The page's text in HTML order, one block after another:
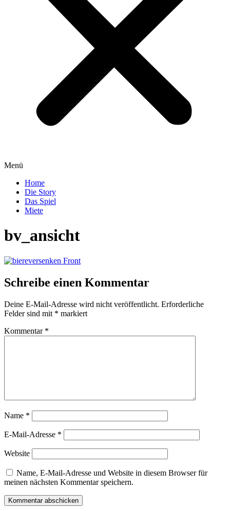
Menü
Home
Die Story
Das Spiel
Miete
bv_ansicht
Schreibe einen Kommentar
Deine E-Mail-Adresse wird nicht veröffentlicht. Erforderliche
Felder sind mit * markiert
Kommentar *
Name *
E-Mail-Adresse *
Website
Name, E-Mail-Adresse und Website in diesem Browser für
meinen nächsten Kommentar speichern.